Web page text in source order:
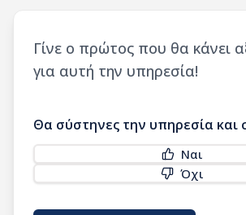
Γίνε ο πρώτος που θα κάνει
για αυτή την υπηρεσία!
Θα σύστηνες την υπηρεσία και
Ναι
Όχι